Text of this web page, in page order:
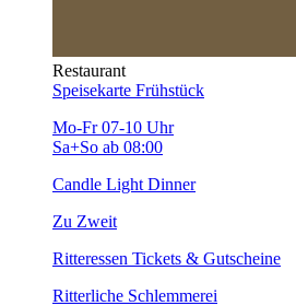
Restaurant
Speisekarte Frühstück
Mo-Fr 07-10 Uhr
Sa+So ab 08:00
Candle Light Dinner
Zu Zweit
Ritteressen Tickets & Gutscheine
Ritterliche Schlemmerei